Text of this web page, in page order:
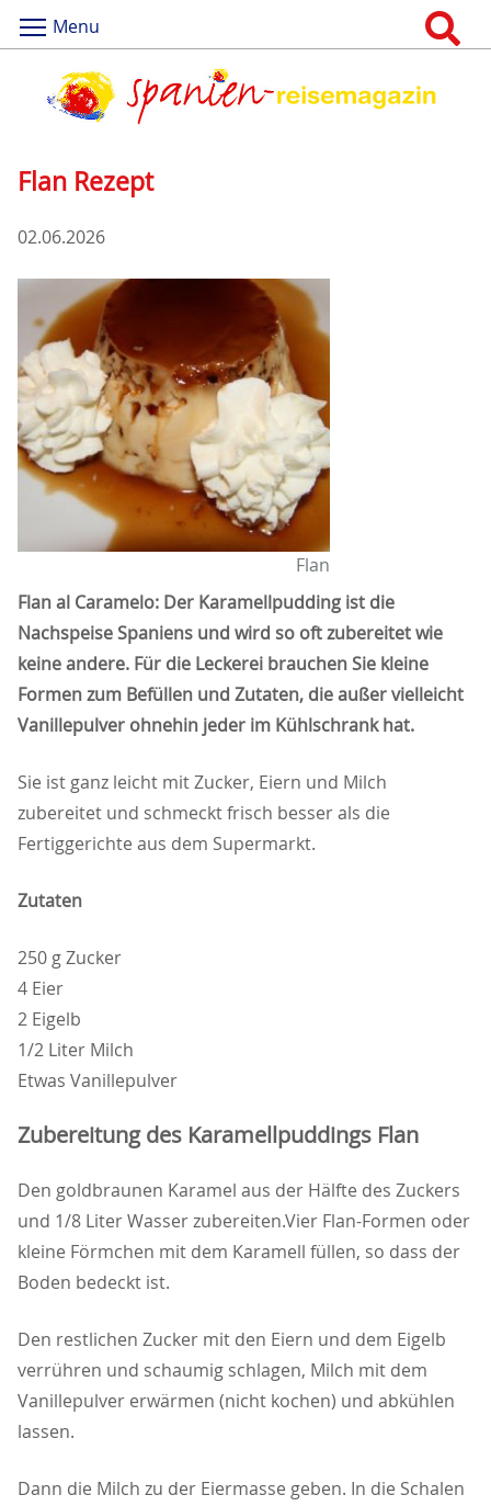
Menu
Flan Rezept
02.06.2026
Flan
Flan al Caramelo: Der Karamellpudding ist die
Nachspeise Spaniens und wird so oft zubereitet wie
keine andere. Für die Leckerei brauchen Sie kleine
Formen zum Befüllen und Zutaten, die außer vielleicht
Vanillepulver ohnehin jeder im Kühlschrank hat.
Sie ist ganz leicht mit Zucker, Eiern und Milch
zubereitet und schmeckt frisch besser als die
Fertiggerichte aus dem Supermarkt.
Zutaten
250 g Zucker
4 Eier
2 Eigelb
1/2 Liter Milch
Etwas Vanillepulver
Zubereitung des Karamellpuddings Flan
Den goldbraunen Karamel aus der Hälfte des Zuckers
und 1/8 Liter Wasser zubereiten.Vier Flan-Formen oder
kleine Förmchen mit dem Karamell füllen, so dass der
Boden bedeckt ist.
Den restlichen Zucker mit den Eiern und dem Eigelb
verrühren und schaumig schlagen, Milch mit dem
Vanillepulver erwärmen (nicht kochen) und abkühlen
lassen.
Dann die Milch zu der Eiermasse geben. In die Schalen